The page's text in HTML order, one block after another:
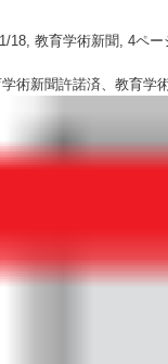
18, 教育学術新聞, 4ペー
術新聞許諾済、教育学